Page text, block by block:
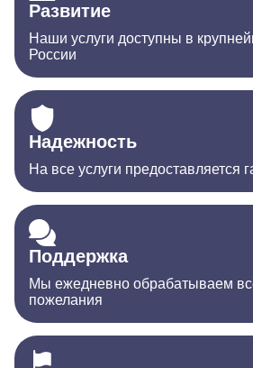
Развитие
Наши услуги доступны в
России
Надежность
На все услуги предоставляется
Поддержка
Мы ежедневно обрабатываем
пожелания